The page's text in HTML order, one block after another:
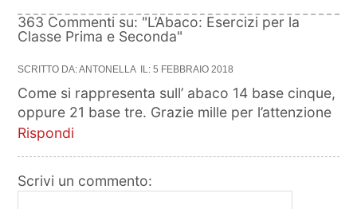
363 Commenti su: "L’Abaco: Esercizi per la
Classe Prima e Seconda"
SCRITTO DA: ANTONELLA IL: 5 FEBBRAIO 2018
Come si rappresenta sull’ abaco 14 base cinque,
oppure 21 base tre. Grazie mille per l’attenzione
Rispondi
Scrivi un commento: